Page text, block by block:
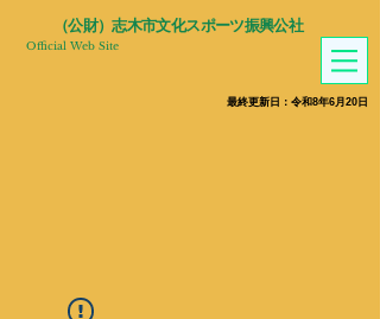
​（公財）志木市文化スポーツ振興公社
Official Web Site
​最終更新日：令和8年6月20 日